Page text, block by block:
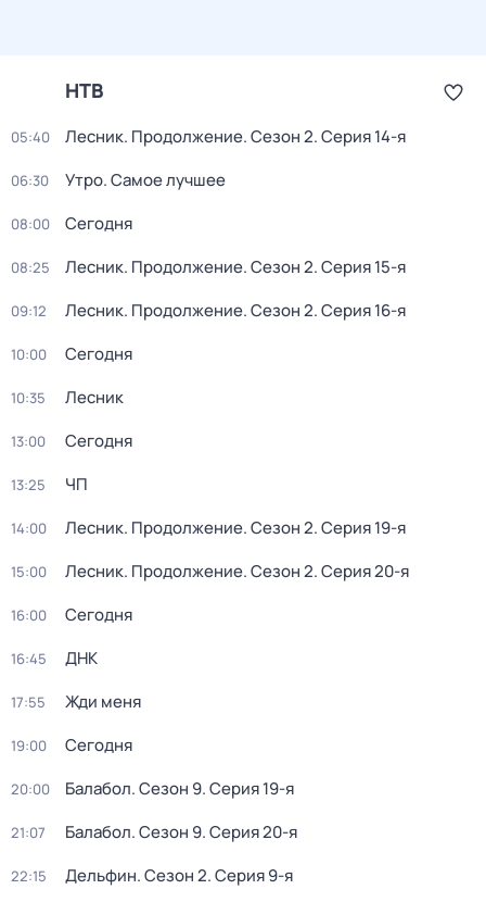
НТВ
05:40 Лесник. Продолжение. Сезон 2. Серия 14-я
06:30 Утро. Самое лучшее
08:00 Сегодня
08:25 Лесник. Продолжение. Сезон 2. Серия 15-я
09:12 Лесник. Продолжение. Сезон 2. Серия 16-я
10:00 Сегодня
10:35 Лесник
13:00 Сегодня
13:25 ЧП
14:00 Лесник. Продолжение. Сезон 2. Серия 19-я
15:00 Лесник. Продолжение. Сезон 2. Серия 20-я
16:00 Сегодня
16:45 ДНК
17:55 Жди меня
19:00 Сегодня
20:00 Балабол. Сезон 9. Серия 19-я
21:07 Балабол. Сезон 9. Серия 20-я
22:15 Дельфин. Сезон 2. Серия 9-я